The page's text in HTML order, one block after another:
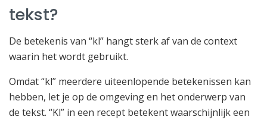
tekst?
De betekenis van “kl” hangt sterk af van de context
waarin het wordt gebruikt.
Omdat “kl” meerdere uiteenlopende betekenissen kan
hebben, let je op de omgeving en het onderwerp van
de tekst. “Kl” in een recept betekent waarschijnlijk een